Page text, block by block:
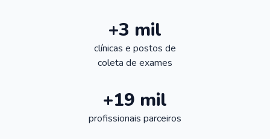
+3 mil
clínicas e postos de
coleta de exames
+19 mil
profissionais parceiros